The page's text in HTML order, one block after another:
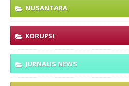
NUSANTARA
KORUPSI
JURNALIS NEWS